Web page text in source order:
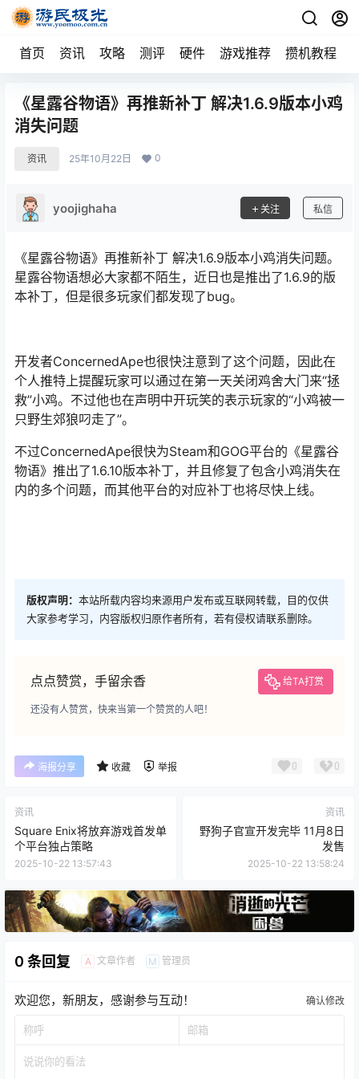
首页 资讯 攻略 测评 硬件 游戏推荐 攒机教程
《星露谷物语》再推新补丁 解决1.6.9版本小鸡
消失问题
资讯 25年10月22日 0
yoojighaha 关注 私信
《星露谷物语》再推新补丁 解决1.6.9版本小鸡消失问题。
星露谷物语想必大家都不陌生，近日也是推出了1.6.9的版
本补丁，但是很多玩家们都发现了bug。
开发者ConcernedApe也很快注意到了这个问题，因此在
个人推特上提醒玩家可以通过在第一天关闭鸡舍大门来“拯
救”小鸡。不过他也在声明中开玩笑的表示玩家的“小鸡被一
只野生郊狼叼走了”。
不过ConcernedApe很快为Steam和GOG平台的《星露谷
物语》推出了1.6.10版本补丁，并且修复了包含小鸡消失在
内的多个问题，而其他平台的对应补丁也将尽快上线。
版权声明： 本站所载内容均来源用户发布或互联网转载，目的仅供
大家参考学习，内容版权归原作者所有，若有侵权请联系删除。
点点赞赏，手留余香 给TA打赏
还没有人赞赏，快来当第一个赞赏的人吧！
海报分享 收藏 举报 0 0
资讯
Square Enix将放弃游戏首发单
个平台独占策略
2025-10-22 13:57:43
资讯
野狗子官宣开发完毕 11月8日
发售
2025-10-22 13:58:24
0 条回复 A 文章作者 M 管理员
欢迎您，新朋友，感谢参与互动！ 确认修改